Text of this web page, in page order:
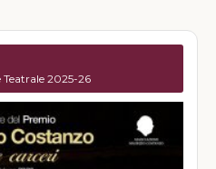
Teatrale 2025-26